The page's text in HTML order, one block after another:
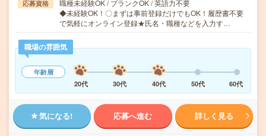
応募資格
職種未経験OK / ブランクOK / 英語力不要
◆未経験OK！〇まずは事前登録だけでもOK！履歴書不要
で気軽にオンライン登録★氏名・職種などを入力す…
職場の雰囲気
年齢層
20代
30代 40代 50代 60代
気になる! 応募へ進む 詳しく見る